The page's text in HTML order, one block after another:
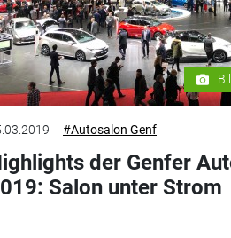
#Autosalon Genf
der Genfer
Salon unter Strom